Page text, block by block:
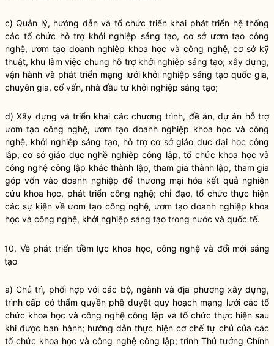
c) Quản lý, hướng dẫn và tổ chức triển khai phát triển hệ thống
các tổ chức hỗ trợ khởi nghiệp sáng tạo, cơ sở ươm tạo công
nghệ, ươm tạo doanh nghiệp khoa học và công nghệ, cơ sở kỹ
thuật, khu làm việc chung hỗ trợ khởi nghiệp sáng tạo; xây dựng,
vận hành và phát triển mạng lưới khởi nghiệp sáng tạoquốc gia,
chuyên gia, cố vấn, nhà đầu tư khởi nghiệp sáng tạo;
d) Xây dựng và triển khai các chương trình, đề án, dự án hỗ trợ
ươm tạo công nghệ, ươm tạo doanh nghiệp khoa học và công
nghệ, khởi nghiệp sáng tạo, hỗ trợ cơ sở giáo dục đại học công
lập, cơ sở giáo dục nghề nghiệp công lập, tổ chức khoa học và
công nghệ công lập khác thành lập, tham gia thành lập, tham gia
góp vốn vào doanh nghiệp để thương mại hóa kết quả nghiên
cứu khoa học, phát triển công nghệ;chỉ đạo, tổ chức thực hiện
các sự kiện về ươm tạo công nghệ, ươm tạo doanh nghiệp khoa
học và công nghệ, khởi nghiệp sáng tạo trong nước và quốc tế.
10. Về phát triển tiềm lực khoa học, công nghệ và đổi mới sáng
tạo
a) Chủ trì, phối hợp với các bộ, ngành và địa phương xây dựng,
trình cấp có thẩm quyền phê duyệt quy hoạch mạng lưới các tổ
chức khoa học và công nghệ công lập và tổ chức thực hiện sau
khi được ban hành; hướng dẫn thực hiện cơ chế tự chủ của các
tổ chức khoa học và công nghệ công lập; trình Thủ tướng Chính